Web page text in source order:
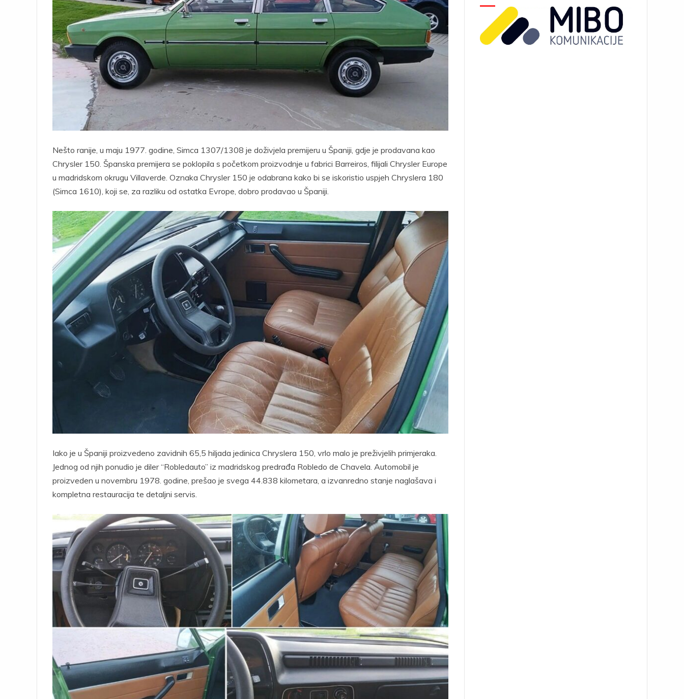
Nešto ranije, u maju 1977. godine, Simca 1307/1308 je doživjela premijeru u Španiji, gdje je prodavana kao
Chrysler 150. Španska premijera se poklopila s početkom proizvodnje u fabrici Barreiros, filijali Chrysler Europe
u madridskom okrugu Villaverde. Oznaka Chrysler 150 je odabrana kako bi se iskoristio uspjeh Chryslera 180
(Simca 1610), koji se, za razliku od ostatka Evrope, dobro prodavao u Španiji.
Iako je u Španiji proizvedeno zavidnih 65,5 hiljada jedinica Chryslera 150, vrlo malo je preživjelih primjeraka.
Jednog od njih ponudio je diler “Robledauto” iz madridskog predrađa Robledo de Chavela. Automobil je
proizveden u novembru 1978. godine, prešao je svega 44.838 kilometara, a izvanredno stanje naglašava i
kompletna restauracija te detaljni servis.